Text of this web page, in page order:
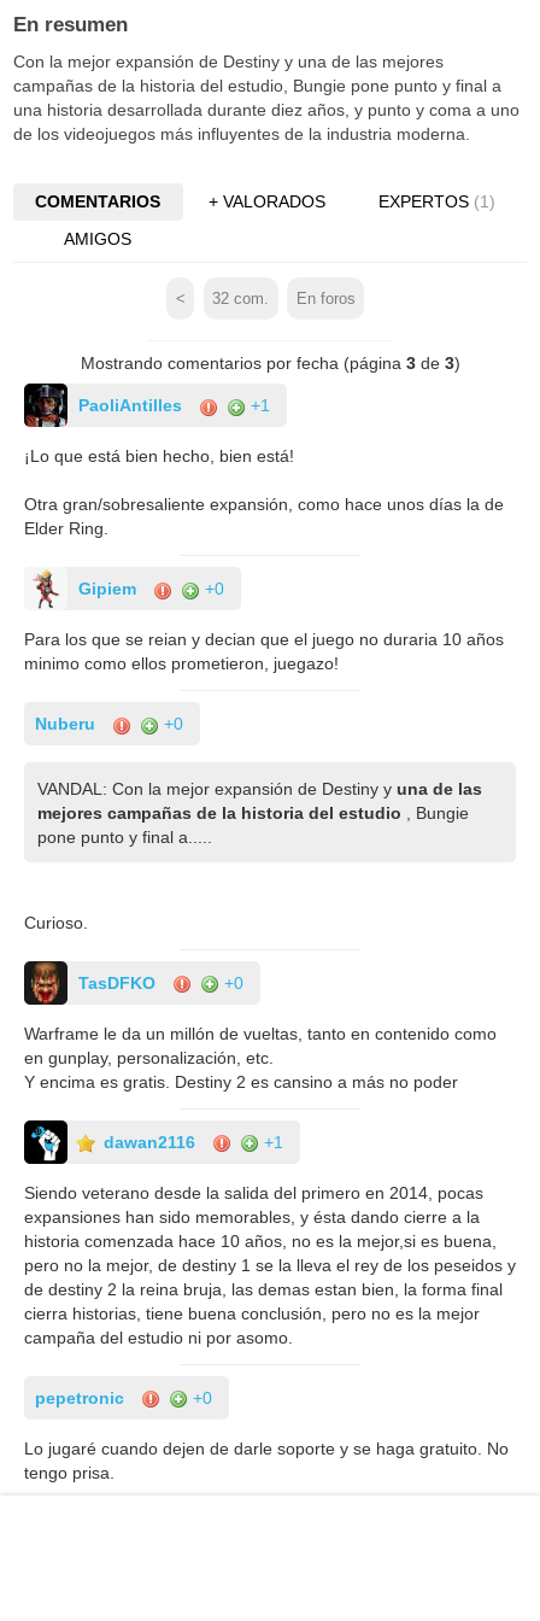
En resumen
Con la mejor expansión de Destiny y una de las mejores
campañas de la historia del estudio, Bungie pone punto y final a
una historia desarrollada durante diez años, y punto y coma a uno
de los videojuegos más influyentes de la industria moderna.
COMENTARIOS + VALORADOS EXPERTOS (1)
AMIGOS
< 32 com. En foros
Mostrando comentarios por fecha (página 3de 3)
PaoliAntilles +1
¡Lo que está bien hecho, bien está!
Otra gran/sobresaliente expansión, como hace unos días la de
Elder Ring.
Gipiem +0
Para los que se reian y decian que el juego no duraria 10 años
minimo como ellos prometieron, juegazo!
Nuberu +0
VANDAL: Con la mejor expansión de Destiny y una de las
mejores campañas de la historia del estudio , Bungie
pone punto y final a.....
Curioso.
TasDFKO +0
Warframe le da un millón de vueltas, tanto en contenido como
en gunplay, personalización, etc.
Y encima es gratis. Destiny 2 es cansino a más no poder
dawan2116 +1
Siendo veterano desde la salida del primero en 2014, pocas
expansiones han sido memorables, y ésta dando cierre a la
historia comenzada hace 10 años, no es la mejor,si es buena,
pero no la mejor, de destiny 1 se la lleva el rey de los peseidos y
de destiny 2 la reina bruja, las demas estan bien, la forma final
cierra historias, tiene buena conclusión, pero no es la mejor
campaña del estudio ni por asomo.
pepetronic +0
Lo jugaré cuando dejen de darle soporte y se haga gratuito. No
tengo prisa.